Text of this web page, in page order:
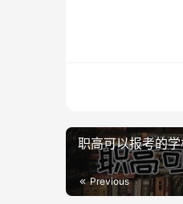
职高可以报考的
Previous